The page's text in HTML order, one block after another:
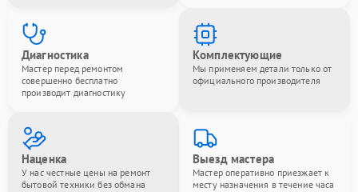
Диагностика
Мастер перед ремонтом
совершенно бесплатно
производит диагностику
Комплектующие
Мы применяем детали только от
официального производителя
Наценка
У нас честные цены на ремонт
бытовой техники без обмана
Выезд мастера
Мастер оперативно приезжает к
месту назначения в течение часа